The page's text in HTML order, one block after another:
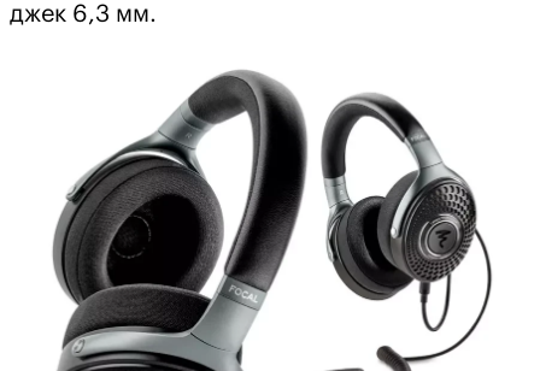
джек 6,3 мм.